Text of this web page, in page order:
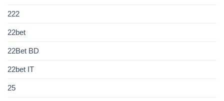
222
22bet
22Bet BD
22bet IT
25